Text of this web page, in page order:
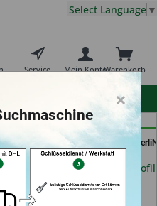
Service Warenkorb
Mein Konto
Select Language ▼
Schuh &
(in
AutoSchlüssel
Berlin)
Händlerprofil
×